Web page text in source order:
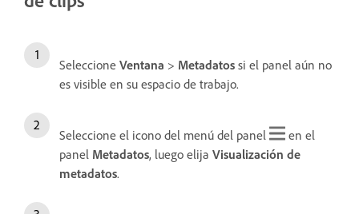
Seleccione Ventana > Metadatos si el panel aún no
es visible en su espacio de trabajo.
Seleccione el icono del menú del panel
en el
panel Metadatos, luego elija Visualización de
metadatos.